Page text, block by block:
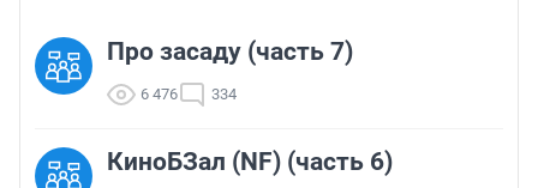
Про засаду (часть 7)
6 476 334
КиноБЗал (NF) (часть 6)